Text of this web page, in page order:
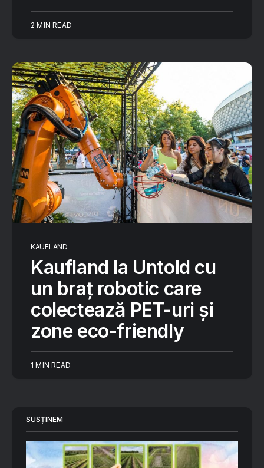
2 MIN READ
KAUFLAND
Kaufland la Untold cu
un braț robotic care
colectează PET-uri și
zone eco-friendly
1 MIN READ
SUSȚINEM